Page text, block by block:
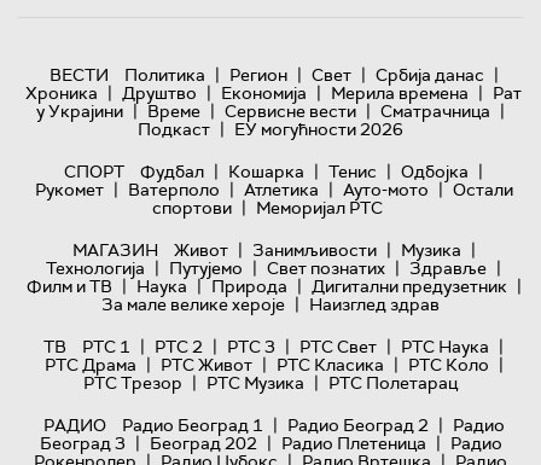
ВЕСТИ Политика | Регион | Свет | Србија данас |
Хроника | Друштво | Економија | Мерила времена | Рат
у Украјини | Време | Сервисне вести | Сматрачница |
Подкаст | ЕУ могућности 2026
СПОРТ
Фудбал | Кошарка | Тенис | Одбојка |
Рукомет | Ватерполо | Атлетика | Ауто-мото | Остали
спортови | Меморијал РТС
МАГАЗИН
Живот | Занимљивости | Музика |
Технологијa | Путујемо | Свет познатих | Здравље |
Филм и ТВ | Наука | Природа | Дигитални предузетник |
За мале велике хероје | Наизглед здрав
ТВ
РТС 1 | РТС 2 | РТС 3 | РТС Свет | РТС Наука |
РТС Драма | РТС Живот | РТС Класика | РТС Коло |
РТС Трезор | РТС Музика | РТС Полетарац
РАДИО
Радио Београд 1 | Радио Београд 2 | Радио
Београд 3 | Београд 202 | Радио Плетеница | Радио